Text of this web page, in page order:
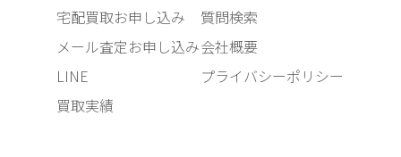
宅配買取お申し込み
メール査定お申し込み
LINE
買取実績
質問検索
会社概要
プライバシーポリシー